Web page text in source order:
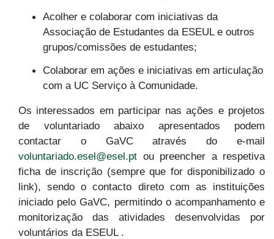
Acolher e colaborar com iniciativas da
Associação de Estudantes da ESEUL e outros
grupos/comissões de estudantes;
Colaborar em ações e iniciativas em articulação
com a UC Serviço à Comunidade.
Os interessados em participar nas ações e projetos
de voluntariado abaixo apresentados podem
contactar o GaVC através do e-mail
voluntariado.esel@esel.pt ou preencher a respetiva
ficha de inscrição (sempre que for disponibilizado o
link), sendo o contacto direto com as instituições
iniciado pelo GaVC, permitindo o acompanhamento e
monitorização das atividades desenvolvidas por
voluntários da ESEUL .